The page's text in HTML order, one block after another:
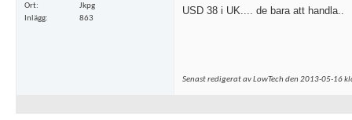
Ort
Jkpg
Inlägg
863
USD 38 i UK.... de bara att handla..
Senast redigerat av LowTech den 2013-05-16